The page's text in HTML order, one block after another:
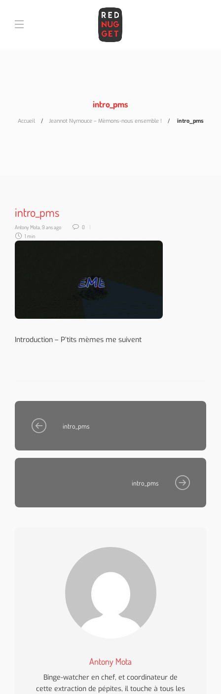
intro_pms
Accueil Jeannot Nymouce – Mèmons-nous ensemble ! intro_pms
intro_pms
Antony Mota,9 ans ago
0
1 min
Introduction – P’tits mèmes me suivent
intro_pms
intro_pms
Antony Mota
Binge-watcher en chef, et coordinateur de
cette extraction de pépites, il touche à tous les